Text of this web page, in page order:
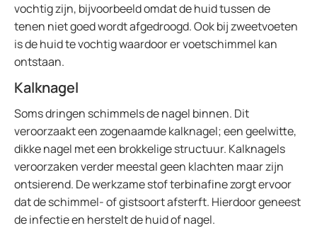
vochtig zijn, bijvoorbeeld omdat de huid tussen de
tenen niet goed wordt afgedroogd. Ook bij zweetvoeten
is de huid te vochtig waardoor er voetschimmel kan
ontstaan.
Kalknagel
Soms dringen schimmels de nagel binnen. Dit
veroorzaakt een zogenaamde kalknagel; een geelwitte,
dikke nagel met een brokkelige structuur. Kalknagels
veroorzaken verder meestal geen klachten maar zijn
ontsierend. De werkzame stof terbinafine zorgt ervoor
dat de schimmel- of gistsoort afsterft. Hierdoor geneest
de infectie en herstelt de huid of nagel.